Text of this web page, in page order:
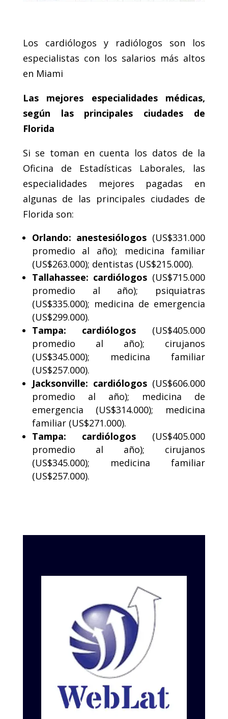
Los cardiólogos y radiólogos son los
especialistas con los salarios más altos
en Miami
Las mejores especialidades médicas,
según las principales ciudades de
Florida
Si se toman en cuenta los datos de la
Oficina de Estadísticas Laborales, las
especialidades mejores pagadas en
algunas de las principales ciudades de
Florida son:
Orlando: anestesiólogos (US$331.000
promedio al año); medicina familiar
(US$263.000); dentistas (US$215.000).
Tallahassee: cardiólogos (US$715.000
promedio al año); psiquiatras
(US$335.000); medicina de emergencia
(US$299.000).
Tampa: cardiólogos (US$405.000
promedio al año); cirujanos
(US$345.000); medicina familiar
(US$257.000).
Jacksonville: cardiólogos (US$606.000
promedio al año); medicina de
emergencia (US$314.000); medicina
familiar (US$271.000).
Tampa: cardiólogos (US$405.000
promedio al año); cirujanos
(US$345.000); medicina familiar
(US$257.000).